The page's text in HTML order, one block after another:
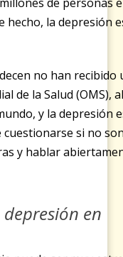
la depresión
no han recibido
de la Salud (OMS),
y la depresión
cuestionarse si no
y hablar
en